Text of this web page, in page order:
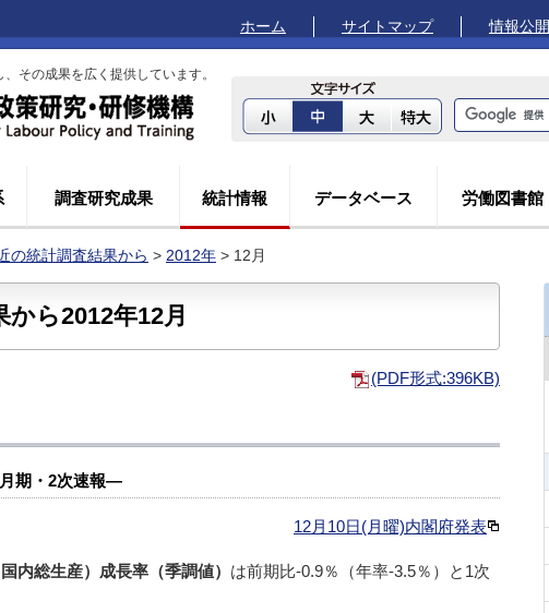
ホーム サイトマップ 情報公開
その成果を広く提供しています。
調査研究成果 統計情報 データベース 労働図書館
の統計調査結果から > 2012年 > 12月
ら2012年12月
(PDF形式:396KB)
期・2次速報―
12月10日(月曜)内閣府発表
内総生産）成長率（季調値） は前期比-0.9％（年率-3.5％）と1次